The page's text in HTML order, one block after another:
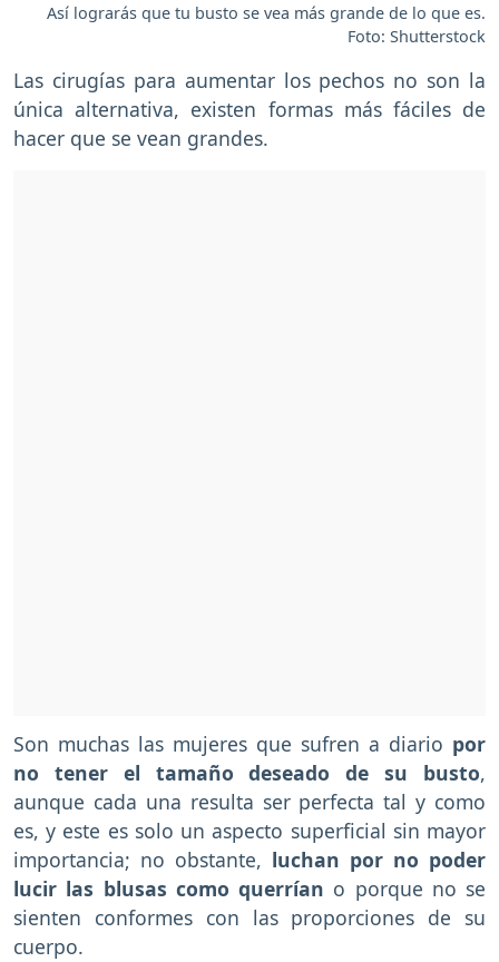
Así lograrás que tu busto se vea más grande de lo que es.
Foto: Shutterstock
Las cirugías para aumentar los pechos no son la
única alternativa, existen formas más fáciles de
hacer que se vean grandes.
Son muchas las mujeres que sufren a diario por
no tener el tamaño deseado de su busto,
aunque cada una resulta ser perfecta tal y como
es, y este es solo un aspecto superficial sin mayor
importancia; no obstante, luchan por no poder
lucir las blusas como querrían o porque no se
sienten conformes con las proporciones de su
cuerpo.